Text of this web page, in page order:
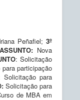
Peñafiel;3º
Nova
: Solicitação
participação
Solicitação para
Solicitação para
de MBA em